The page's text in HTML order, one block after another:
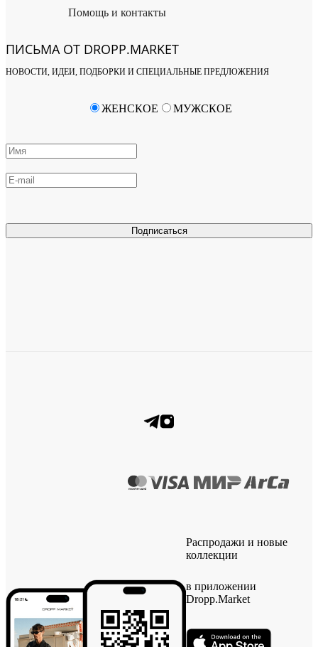
Помощь и контакты
ПИСЬМА ОТ DROPP.MARKET
НОВОСТИ, ИДЕИ, ПОДБОРКИ И СПЕЦИАЛЬНЫЕ ПРЕДЛОЖЕНИЯ
Подписаться
ЖЕНСКОЕ МУЖСКОЕ
Распродажи и новые
коллекции
в приложении
Dropp.Market